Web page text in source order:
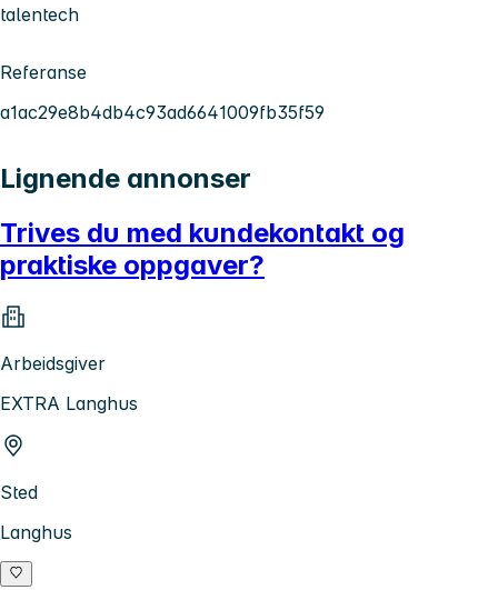
talentech
Referanse
a1ac29e8b4db4c93ad6641009fb35f59
Lignende annonser
Trives du med kundekontakt og
praktiske oppgaver?
Arbeidsgiver
EXTRA Langhus
Sted
Langhus